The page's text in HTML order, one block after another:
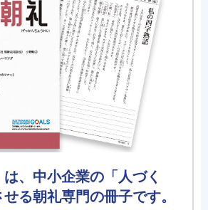
は、中小企業の「人づく
る朝礼専門の冊子です。